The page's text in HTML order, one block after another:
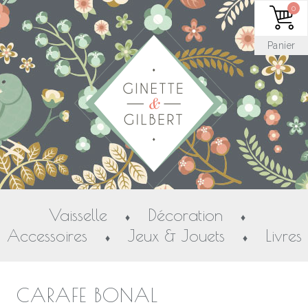
Vaisselle ♦ Décoration ♦
Accessoires ♦ Jeux & Jouets ♦ Livres
CARAFE BONAL
Panier
0